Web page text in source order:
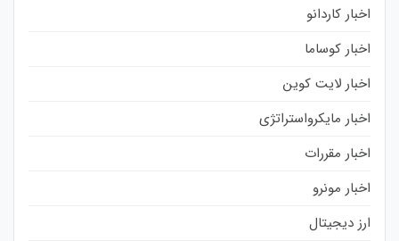
اخبار کاردانو
اخبار کوساما
اخبار لایت کوین
اخبار مایکرواستراتژی
اخبار مقررات
اخبار مونرو
ارز دیجیتال